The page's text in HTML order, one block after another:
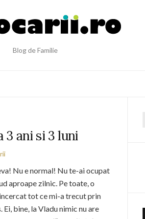
Blog de Familie
3 ani si 3 luni
Nu e normal! Nu te-ai ocupat
aproape zilnic. Pe toate, o
tot ce mi-a trecut prin
bine, la Vladu nimic nu are